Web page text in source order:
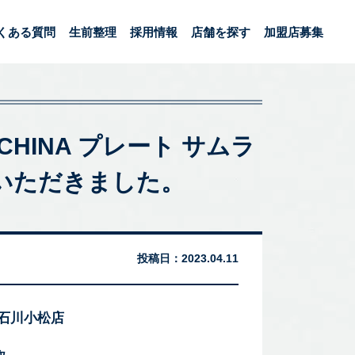
ある質問 生前整理 採用情報 店舗を探す 加盟店募集
プレート サムラ
だきました。
投稿日： 2023.04.11
川小松店